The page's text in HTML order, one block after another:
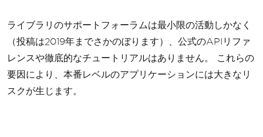
ライブラリのサポートフォーラムは最小限の活動しかなく
（投稿は2019年までさかのぼります）、公式のAPIリファ
レンスや徹底的なチュートリアルはありません。 これらの
要因により、本番レベルのアプリケーションには大きなリ
スクが生じます。